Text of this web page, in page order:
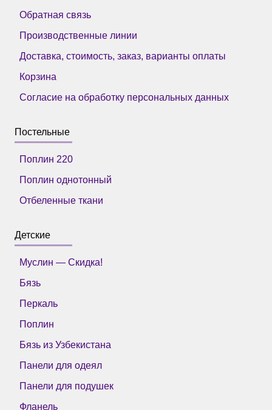
Обратная связь
Производственные линии
Доставка, стоимость, заказ, варианты оплаты
Корзина
Согласие на обработку персональных данных
Постельные
Поплин 220
Поплин однотонный
Отбеленные ткани
Детские
Муслин — Скидка!
Бязь
Перкаль
Поплин
Бязь из Узбекистана
Панели для одеял
Панели для подушек
Фланель